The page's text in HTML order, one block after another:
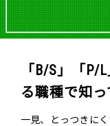
「B/S」「P/
る職種で知っ
一見、とっつきに